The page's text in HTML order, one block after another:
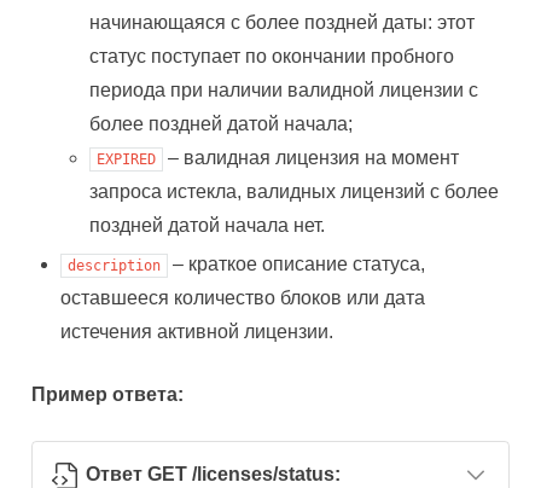
начинающаяся с более поздней даты: этот
статус поступает по окончании пробного
периода при наличии валидной лицензии с
более поздней датой начала;
EXPIRED
– валидная лицензия на момент
запроса истекла, валидных лицензий с более
поздней датой начала нет.
description
– краткое описание статуса,
оставшееся количество блоков или дата
истечения активной лицензии.
Пример ответа:
Ответ GET /licenses/status: